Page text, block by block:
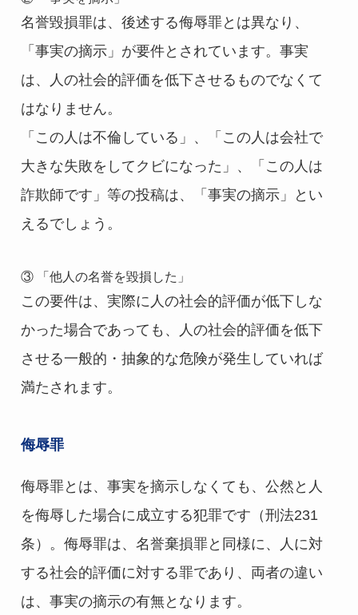
名誉毀損罪は、後述する侮辱罪とは異なり、
「事実の摘示」が要件とされています。事実
は、人の社会的評価を低下させるものでなくて
はなりません。
「この人は不倫している」、「この人は会社で
大きな失敗をしてクビになった」、「この人は
詐欺師です」等の投稿は、「事実の摘示」とい
えるでしょう。
③ 「他人の名誉を毀損した」
この要件は、実際に人の社会的評価が低下しな
かった場合であっても、人の社会的評価を低下
させる一般的・抽象的な危険が発生していれば
満たされます。
侮辱罪
侮辱罪とは、事実を摘示しなくても、公然と人
を侮辱した場合に成立する犯罪です（刑法231
条）。侮辱罪は、名誉棄損罪と同様に、人に対
する社会的評価に対する罪であり、両者の違い
は、事実の摘示の有無となります。